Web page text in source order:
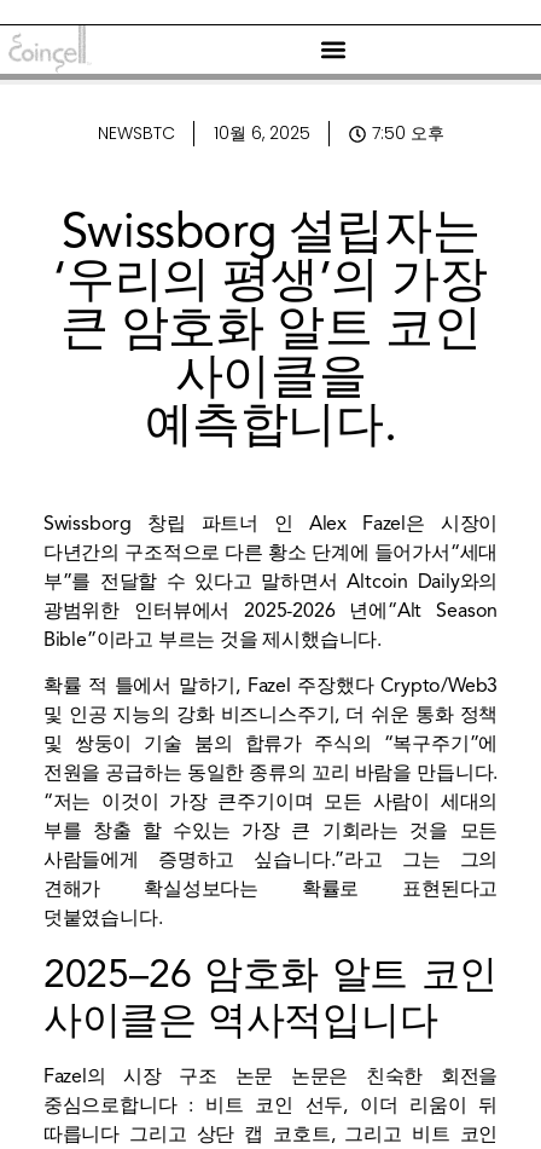
NEWSBTC 10월 6, 2025 7:50 오후
Swissborg 설립자는
‘우리의 평생’의 가장
큰 암호화 알트 코인
사이클을
예측합니다.
Swissborg 창립 파트너 인 Alex Fazel은 시장이
다년간의 구조적으로 다른 황소 단계에 들어가서“세대
부”를 전달할 수 있다고 말하면서 Altcoin Daily와의
광범위한 인터뷰에서 2025-2026 년에“Alt Season
Bible”이라고 부르는 것을 제시했습니다.
확률 적 틀에서 말하기, Fazel 주장했다Crypto/Web3
및 인공 지능의 강화 비즈니스주기, 더 쉬운 통화 정책
및 쌍둥이 기술 붐의 합류가 주식의 “복구주기”에
전원을 공급하는 동일한 종류의 꼬리 바람을 만듭니다.
“저는 이것이 가장 큰주기이며 모든 사람이 세대의
부를 창출 할 수있는 가장 큰 기회라는 것을 모든
사람들에게 증명하고 싶습니다.”라고 그는 그의
견해가 확실성보다는 확률로 표현된다고
덧붙였습니다.
2025–26 암호화 알트 코인
사이클은 역사적입니다
Fazel의 시장 구조 논문 논문은 친숙한 회전을
중심으로합니다 : 비트 코인 선두, 이더 리움이 뒤
따릅니다 그리고 상단 캡 코호트, 그리고 비트 코인